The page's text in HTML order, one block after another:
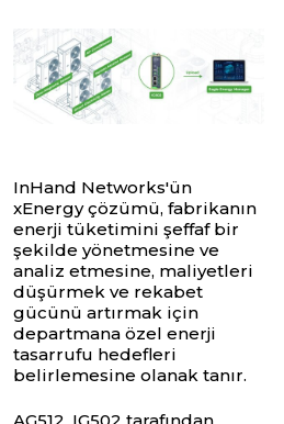
InHand Networks'ün
xEnergy çözümü, fabrikanın
enerji tüketimini şeffaf bir
şekilde yönetmesine ve
analiz etmesine, maliyetleri
düşürmek ve rekabet
gücünü artırmak için
departmana özel enerji
tasarrufu hedefleri
belirlemesine olanak tanır.